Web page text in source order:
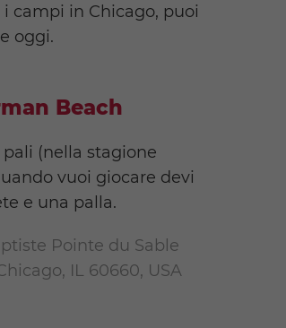
campi in Chicago, puoi
oggi.
Beach
(nella stagione
vuoi giocare devi
e una palla.
Pointe du Sable
IL 60660, USA